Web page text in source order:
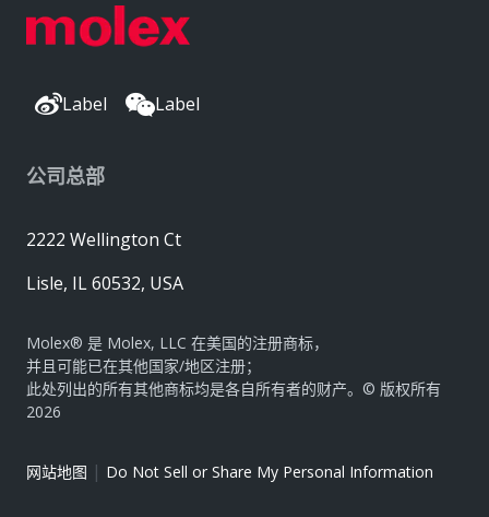
Label Label
公司总部
2222 Wellington Ct
Lisle, IL 60532, USA
Molex® 是 Molex, LLC 在美国的注册商标，
并且可能已在其他国家/地区注册；
此处列出的所有其他商标均是各自所有者的财产。© 版权所有
2026
网站地图 | Do Not Sell or Share My Personal Information